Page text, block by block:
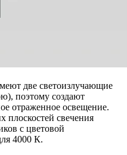
две светоизлучающие
поэтому создают
отраженное освещение.
плоскостей свечения
с цветовой
4000 К.